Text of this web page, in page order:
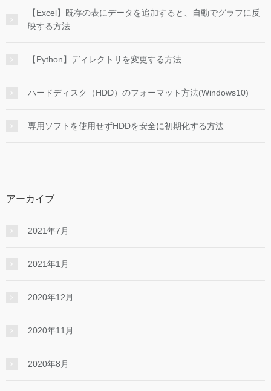
【Excel】既存の表にデータを追加すると、自動でグラフに反
映する方法
【Python】ディレクトリを変更する方法
ハードディスク（HDD）のフォーマット方法(Windows10)
専用ソフトを使用せずHDDを安全に初期化する方法
アーカイブ
2021年7月
2021年1月
2020年12月
2020年11月
2020年8月